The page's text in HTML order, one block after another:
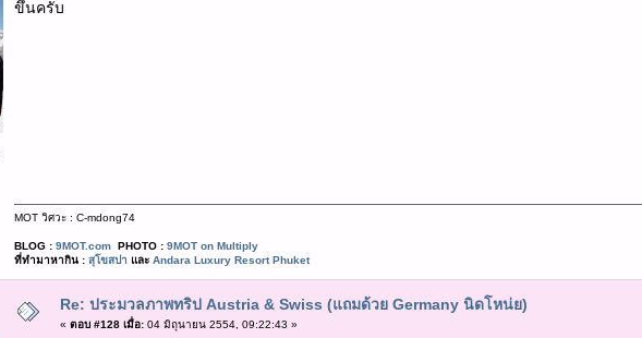
ขึ้นครับ
MOT วิศวะ : C-mdong74
BLOG : 9MOT.comPHOTO : 9MOT on Multiply
ที่ทำมาหากิน : สุโขสปา และ Andara Luxury Resort Phuket
Re: ประมวลภาพทริป Austria & Swiss (แถมด้วย Germany นิดโหน่ย)
« ตอบ #128 เมื่อ:04 มิถุนายน 2554, 09:22:43 »